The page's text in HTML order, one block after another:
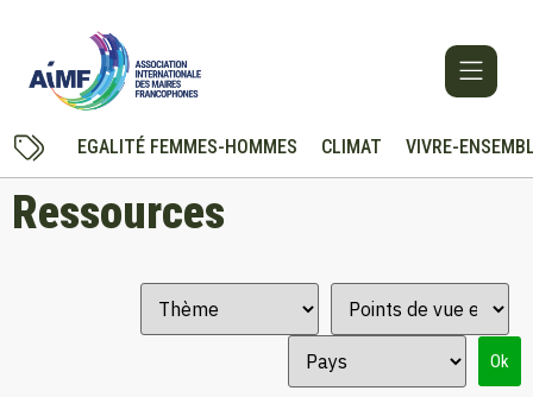
EGALITÉ FEMMES-HOMMES CLIMAT VIVRE-
Ressources
Ok